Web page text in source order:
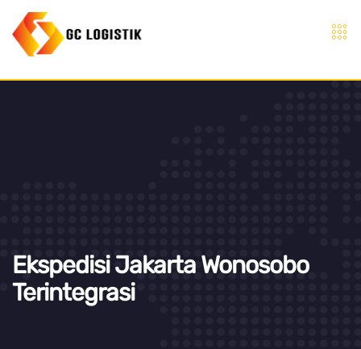
Ekspedisi Jakarta Wonosobo
Terintegrasi